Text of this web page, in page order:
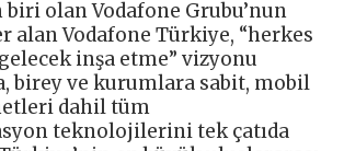
olan Vodafone Grubu’nun
alan Vodafone Türkiye, “herkes
inşa etme” vizyonu
birey ve kurumlara sabit, mobil
dahil tüm
teknolojilerini tek çatıda